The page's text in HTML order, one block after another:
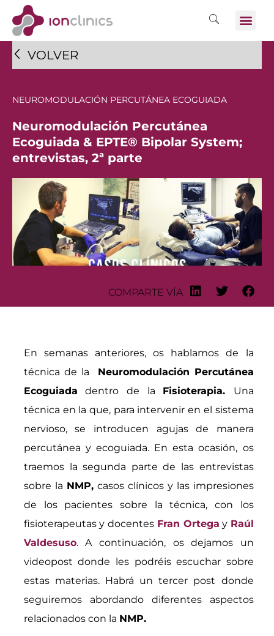
VOLVER
NEUROMODULACIÓN PERCUTÁNEA ECOGUIADA
Neuromodulación Percutánea
Ecoguiada & EPTE® Bipolar System;
entrevistas, 2ª parte
COMPARTE VÍA
En semanas anteriores, os hablamos de la
técnica de la Neuromodulación Percutánea
Ecoguiada dentro de la Fisioterapia. Una
técnica en la que, para intervenir en el sistema
nervioso, se introducen agujas de manera
percutánea y ecoguiada. En esta ocasión, os
traemos la segunda parte de las entrevistas
sobre la NMP,casos clínicos y las impresiones
de los pacientes sobre la técnica, con los
fisioterapeutas y docentesFran Ortega y Raúl
Valdesuso. A continuación, os dejamos un
videopost donde les podréis escuchar sobre
estas materias. Habrá un tercer post donde
seguiremos abordando diferentes aspectos
relacionados con la NMP.